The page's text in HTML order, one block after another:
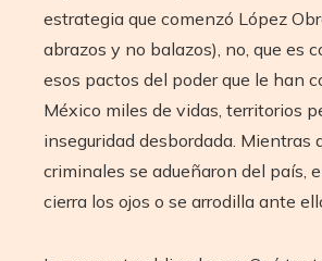
estrategia que comenzó López
abrazos y no balazos), no, que es
esos pactos del poder que le han
México miles de vidas, territorios
inseguridad desbordada. Mientras
criminales se adueñaron del país,
cierra los ojos o se arrodilla ante